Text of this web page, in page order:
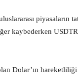
piyasaların
kaybederken
Dolar’ın hareketliliği